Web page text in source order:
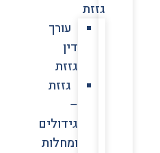
גזזת
עורך
דין
גזזת
גזזת
–
גידולים
ומחלות